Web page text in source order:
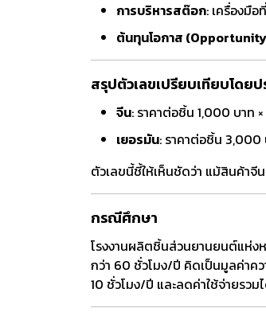
การบริหารสต๊อก: เครื่องมื
ต้นทุนโอกาส
สรุปตัวเลขเปรียบเทียบโดย
จีน: ราคาต่อชิ้น 1,000 บาท
เยอรมัน: ราคาต่อชิ้น 3,000
ตัวเลขนี้ชี้ให้เห็นชัดว่า แม้สินค้าจี
กรณีศึกษา
โรงงานผลิตชิ้นส่วนยานยนต์แห่งห
กว่า 60 ชั่วโมง/ปี คิดเป็นมูลค่าค
10 ชั่วโมง/ปี และลดค่าใช้จ่ายรวม